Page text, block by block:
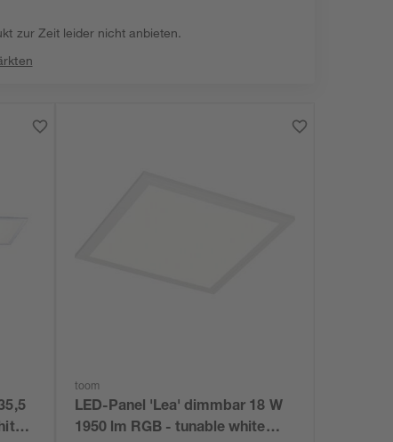
zur Zeit leider nicht anbieten.
toom
LED-Panel 'Lea' dimmbar 18 W
1950 lm RGB - tunable white